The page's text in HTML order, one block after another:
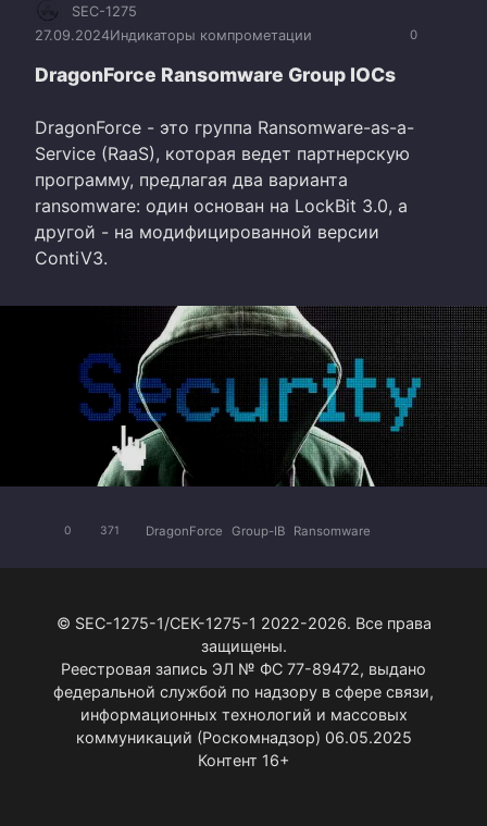
0
SEC-1275
27.09.2024Индикаторы компрометации
DragonForce Ransomware Group IOCs
DragonForce - это группа Ransomware-as-a-
Service (RaaS), которая ведет партнерскую
программу, предлагая два варианта
ransomware: один основан на LockBit 3.0, а
другой - на модифицированной версии
ContiV3.
0 371 DragonForce Group-IB Ransomware
© SEC-1275-1/СЕК-1275-1 2022-2026. Все права
защищены.
Реестровая запись ЭЛ № ФС 77-89472, выдано
федеральной службой по надзору в сфере связи,
информационных технологий и массовых
коммуникаций (Роскомнадзор) 06.05.2025
Контент 16+